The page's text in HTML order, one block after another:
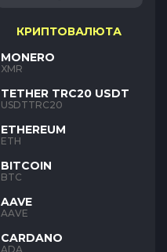
КРИПТОВАЛЮТА
MONERO
XMR
TETHER TRC20 USDT
USDTTRC20
ETHEREUM
ETH
BITCOIN
BTC
AAVE
AAVE
CARDANO
ADA